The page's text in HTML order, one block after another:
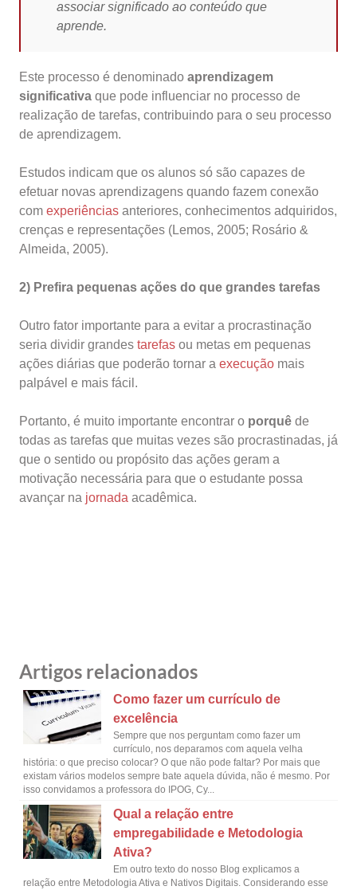
associar significado ao conteúdo que
aprende.
Este processo é denominado aprendizagem
significativa que pode influenciar no processo de
realização de tarefas, contribuindo para o seu processo
de aprendizagem.
Estudos indicam que os alunos só são capazes de
efetuar novas aprendizagens quando fazem conexão
com experiências anteriores, conhecimentos adquiridos,
crenças e representações (Lemos, 2005; Rosário &
Almeida, 2005).
2) Prefira pequenas ações do que grandes tarefas
Outro fator importante para a evitar a procrastinação
seria dividir grandes tarefas ou metas em pequenas
ações diárias que poderão tornar a execução mais
palpável e mais fácil.
Portanto, é muito importante encontrar o porquê de
todas as tarefas que muitas vezes são procrastinadas, já
que o sentido ou propósito das ações geram a
motivação necessária para que o estudante possa
avançar na jornada acadêmica.
Artigos relacionados
Como fazer um currículo de
excelência
Sempre que nos perguntam como fazer um
currículo, nos deparamos com aquela velha
história: o que preciso colocar? O que não pode faltar? Por mais que
existam vários modelos sempre bate aquela dúvida, não é mesmo. Por
isso convidamos a professora do IPOG, Cy...
Qual a relação entre
empregabilidade e Metodologia
Ativa?
Em outro texto do nosso Blog explicamos a
relação entre Metodologia Ativa e Nativos Digitais. Considerando esse